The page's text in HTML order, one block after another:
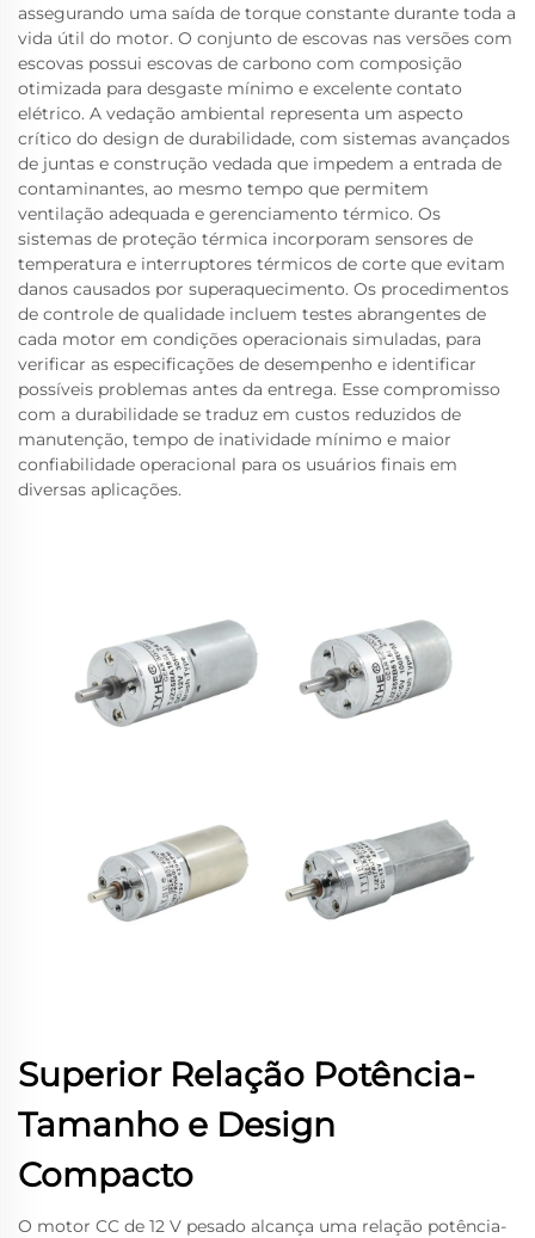
assegurando uma saída de torque constante durante toda a
vida útil do motor. O conjunto de escovas nas versões com
escovas possui escovas de carbono com composição
otimizada para desgaste mínimo e excelente contato
elétrico. A vedação ambiental representa um aspecto
crítico do design de durabilidade, com sistemas avançados
de juntas e construção vedada que impedem a entrada de
contaminantes, ao mesmo tempo que permitem
ventilação adequada e gerenciamento térmico. Os
sistemas de proteção térmica incorporam sensores de
temperatura e interruptores térmicos de corte que evitam
danos causados por superaquecimento. Os procedimentos
de controle de qualidade incluem testes abrangentes de
cada motor em condições operacionais simuladas, para
verificar as especificações de desempenho e identificar
possíveis problemas antes da entrega. Esse compromisso
com a durabilidade se traduz em custos reduzidos de
manutenção, tempo de inatividade mínimo e maior
confiabilidade operacional para os usuários finais em
diversas aplicações.
Superior Relação Potência-
Tamanho e Design
Compacto
O motor CC de 12 V pesado alcança uma relação potência-